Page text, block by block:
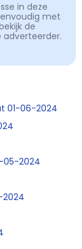
in deze
met
de
01-06-2024
05-2024
2024